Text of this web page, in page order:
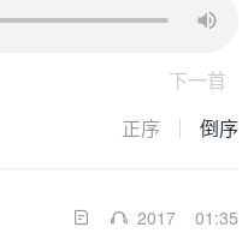
下一首
正序 倒序
2017 01:35